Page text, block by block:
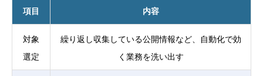
項目 内容
対象
選定
繰り返し収集している公開情報など、自動化で効
く業務を洗い出す